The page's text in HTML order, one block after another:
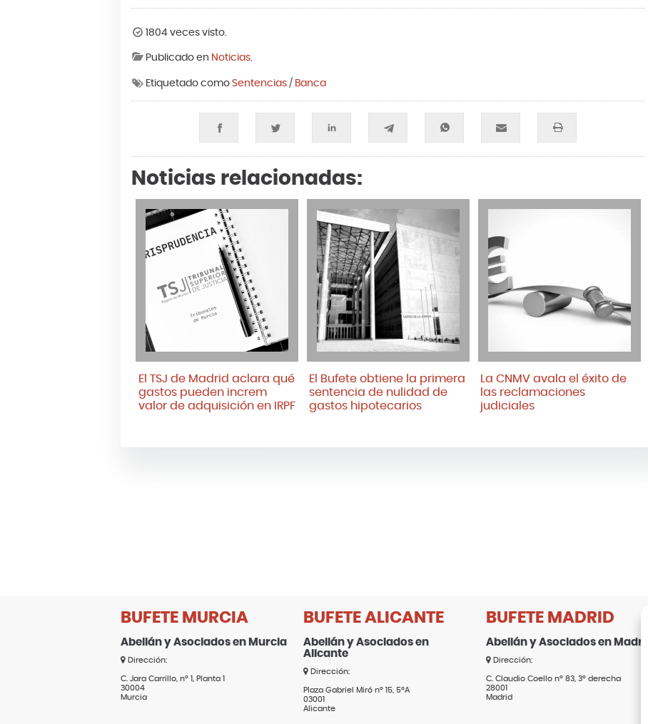
1804 veces visto.
Publicado en Noticias.
Etiquetado comoSentencias / Banca
Noticias relacionadas:
El TSJ de Madrid aclara qué
gastos pueden increm
valor de adquisición en IRPF
El Bufete obtiene la primera
sentencia de nulidad de
gastos hipotecarios
La CNMV avala el éxito de
las reclamaciones
judiciales
BUFETE MURCIA
Abellán y Asociados en Murcia
Dirección:
C. Jara Carrillo, nº 1, Planta 1
30004
Murcia
BUFETE ALICANTE
Abellán y Asociados en
Alicante
Dirección:
Plaza Gabriel Miró nº 15, 5ºA
03001
Alicante
BUFETE MADRID
Abellán y Asociados en Madrid
Dirección:
C. Claudio Coello nº 83, 3º derecha
28001
Madrid